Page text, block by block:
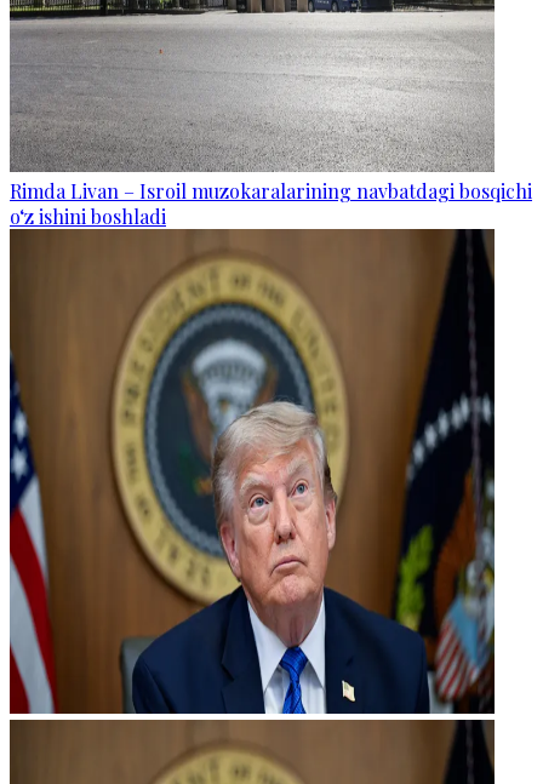
Rimda Livan – Isroil muzokaralarining navbatdagi bosqichi
o‘z ishini boshladi